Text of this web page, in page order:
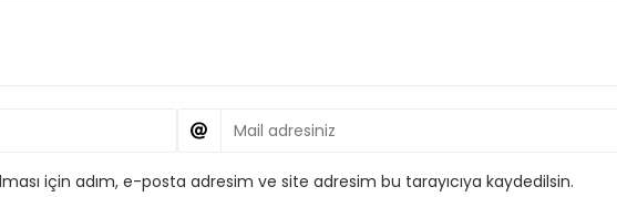
için adım, e-posta adresim ve site adresim bu tarayıcıya kaydedilsin.